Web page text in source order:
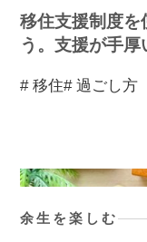
移住支援制度を
う。支援が手
# 移住# 過ごし方
余生を楽しむ